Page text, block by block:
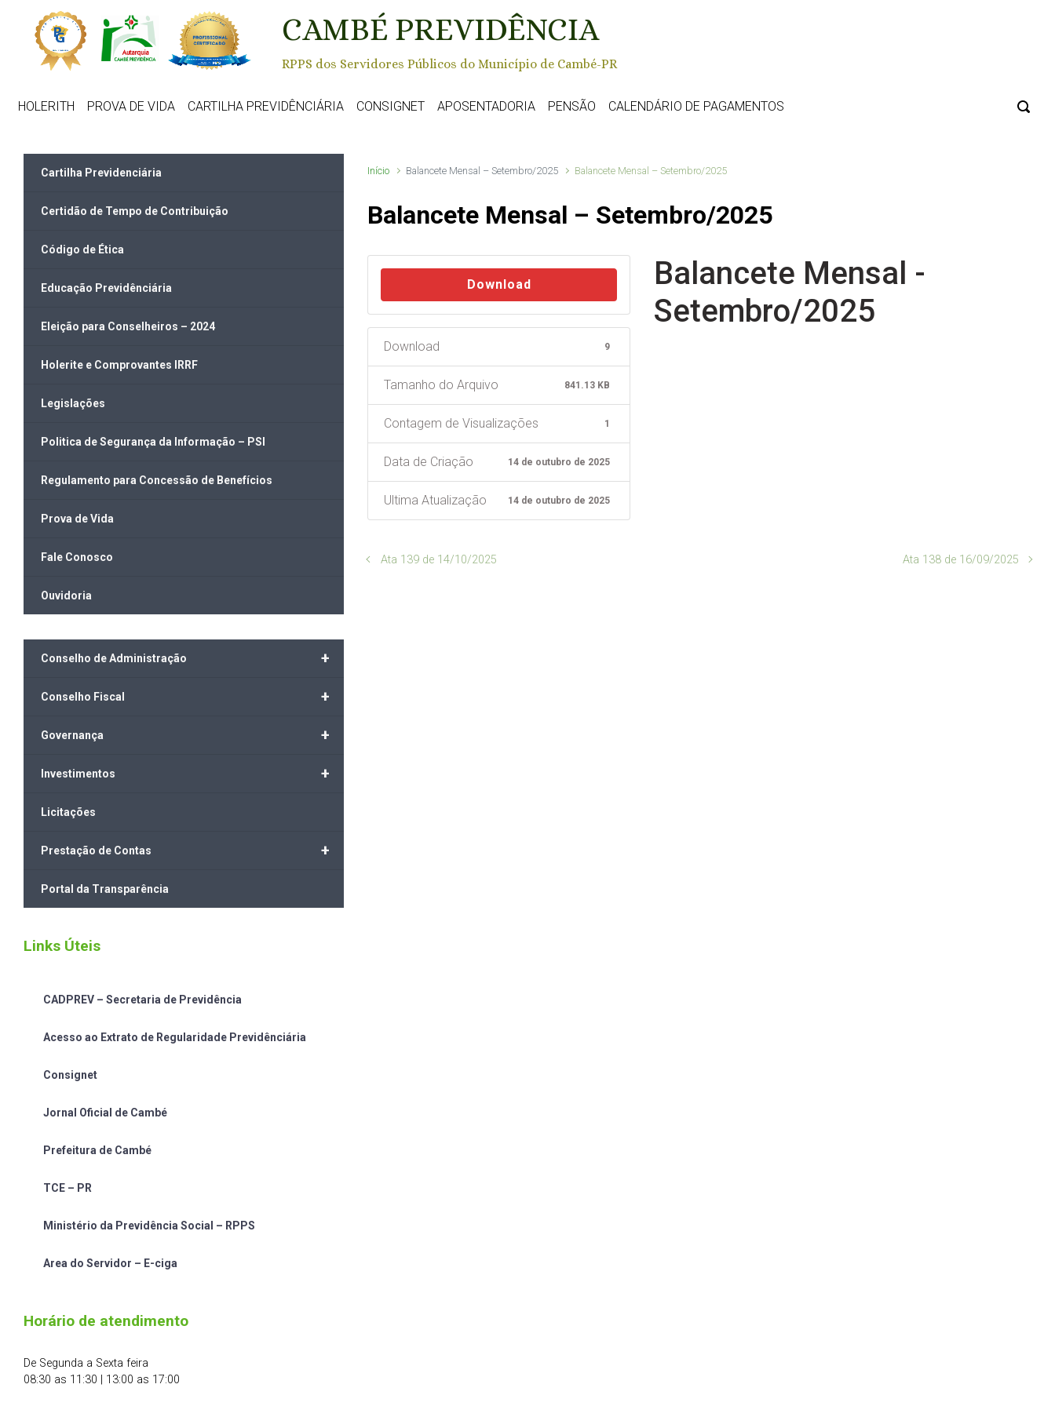
Skip to main content
CAMBÉ PREVIDÊNCIA
RPPS dos Servidores Públicos do Município de Cambé-PR
HOLERITH PROVA DE VIDA CARTILHA PREVIDÊNCIÁRIA CONSIGNET APOSENTADORIA PENSÃO CALENDÁRIO DE PAGAMENTOS
Início Balancete Mensal – Setembro/2025 Balancete Mensal – Setembro/2025
Balancete Mensal – Setembro/2025
Download
Download 9
Tamanho do Arquivo 841.13 KB
Contagem de Visualizações 1
Data de Criação 14 de outubro de 2025
Ultima Atualização 14 de outubro de 2025
Balancete Mensal -
Setembro/2025
Ata 139 de 14/10/2025 Ata 138 de 16/09/2025
Cartilha Previdenciária
Certidão de Tempo de Contribuição
Código de Ética
Educação Previdênciária
Eleição para Conselheiros – 2024
Holerite e Comprovantes IRRF
Legislações
Politica de Segurança da Informação – PSI
Regulamento para Concessão de Benefícios
Prova de Vida
Fale Conosco
Ouvidoria
+
Conselho de Administração
+
Conselho Fiscal
+
Governança
+
Investimentos
Licitações
+
Prestação de Contas
Portal da Transparência
Links Úteis
CADPREV – Secretaria de Previdência
Acesso ao Extrato de Regularidade Previdênciária
Consignet
Jornal Oficial de Cambé
Prefeitura de Cambé
TCE – PR
Ministério da Previdência Social – RPPS
Area do Servidor – E-ciga
Horário de atendimento
De Segunda a Sexta feira
08:30 as 11:30 | 13:00 as 17:00